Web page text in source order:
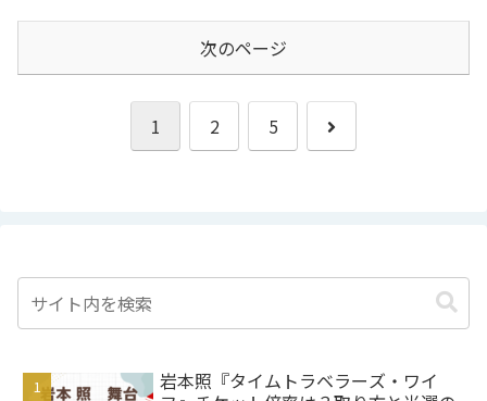
次のページ
1 2 5
次
岩本照『タイムトラベラーズ・ワイ